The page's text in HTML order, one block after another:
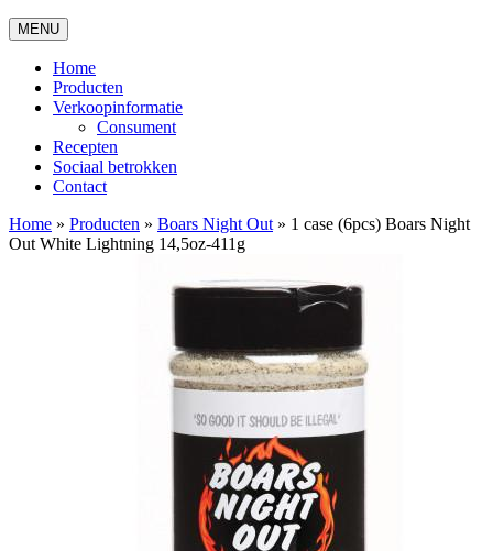
MENU
Home
Producten
Verkoopinformatie
Consument
Recepten
Sociaal betrokken
Contact
Home » Producten » Boars Night Out » 1 case (6pcs) Boars Night
Out White Lightning 14,5oz-411g